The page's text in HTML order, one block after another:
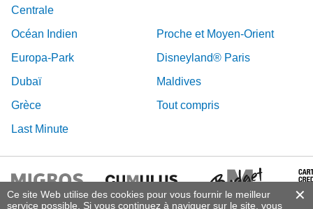
Ce site Web utilise des cookies pour vous fournir le meilleur
service possible. Si vous continuez à naviguer sur le site, vous
Centrale
Océan Indien
Proche et Moyen-Orient
Europa-Park
Disneyland® Paris
Dubaï
Maldives
Grèce
Tout compris
Last Minute